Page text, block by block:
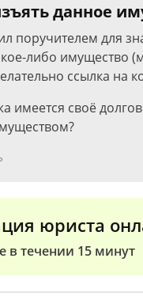
данное
поручителем для
либо имущество
ссылка на
имеется своё
юриста
в течении 15 минут